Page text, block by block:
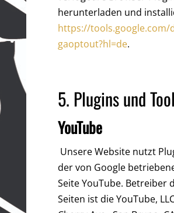
herunterladen und
https://tools.google.com/
gaoptout?hl=de.
5. Plugins und
YouTube
Unsere Website nutzt
der von Google
Seite YouTube. Betreiber
Seiten ist die YouTube,